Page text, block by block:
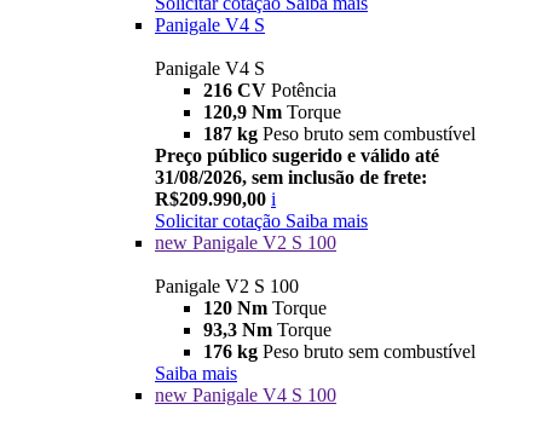
Panigale V4 S
Panigale V4 S
216 CV Potência
120,9 Nm Torque
187 kg Peso bruto sem combustível
Preço público sugerido e válido até
31/08/2026, sem inclusão de frete:
R$209.990,00 i
Solicitar cotação Saiba mais
new Panigale V2 S 100
Panigale V2 S 100
120 Nm Torque
93,3 Nm Torque
176 kg Peso bruto sem combustível
Saiba mais
new Panigale V4 S 100